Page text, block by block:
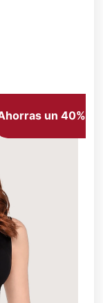
un 40%